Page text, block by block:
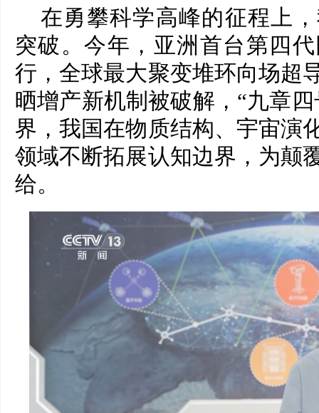
在勇攀科学高峰的征程上
突破。今年，亚洲首台第四
行，全球最大聚变堆环向场超
晒增产新机制被破解，“九章
界，我国在物质结构、宇宙演
领域不断拓展认知边界，为颠
给。